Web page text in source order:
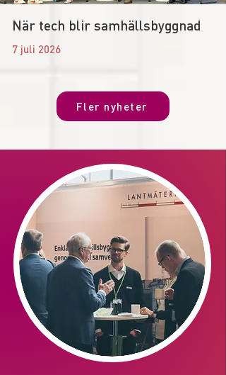
När tech blir samhällsbyggnad
7 juli 2026
Fler nyheter